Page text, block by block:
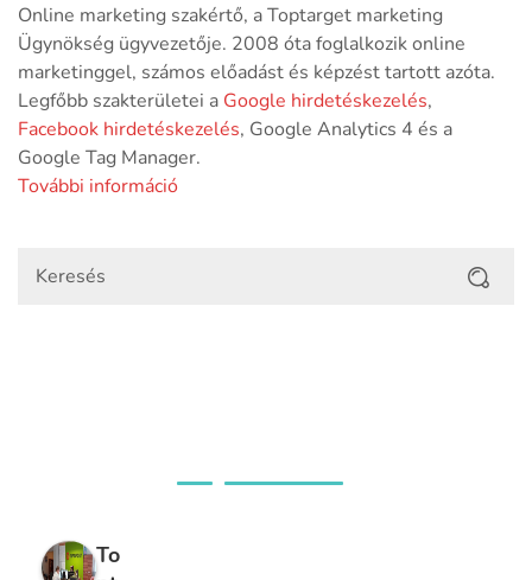
Online marketing szakértő, a Toptarget marketing
Ügynökség ügyvezetője. 2008 óta foglalkozik online
marketinggel, számos előadást és képzést tartott azóta.
Legfőbb szakterületei a Google hirdetéskezelés,
Facebook hirdetéskezelés, Google Analytics 4 és a
Google Tag Manager.
További információ
To